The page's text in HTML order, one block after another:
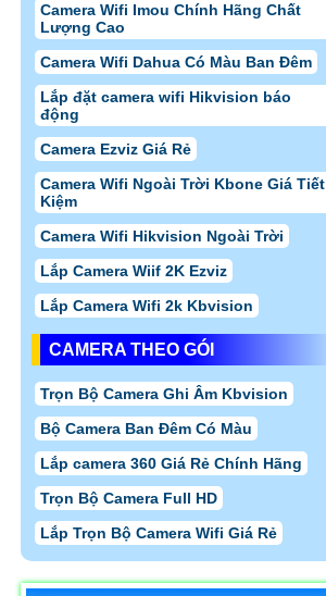
Camera Wifi Imou Chính Hãng Chất
Lượng Cao
Camera Wifi Dahua Có Màu Ban Đêm
Lắp đặt camera wifi Hikvision báo
động
Camera Ezviz Giá Rẻ
Camera Wifi Ngoài Trời Kbone Giá Tiết
Kiệm
Camera Wifi Hikvision Ngoài Trời
Lắp Camera Wiif 2K Ezviz
Lắp Camera Wifi 2k Kbvision
CAMERA THEO GÓI
Trọn Bộ Camera Ghi Âm Kbvision
Bộ Camera Ban Đêm Có Màu
Lắp camera 360 Giá Rẻ Chính Hãng
Trọn Bộ Camera Full HD
Lắp Trọn Bộ Camera Wifi Giá Rẻ